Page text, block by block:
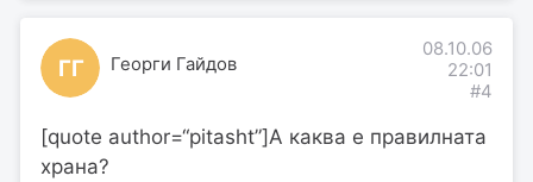
ГГ Георги Гайдов
08.10.06
22:01
#4
[quote author=“pitasht”]А каква е правилната
храна?